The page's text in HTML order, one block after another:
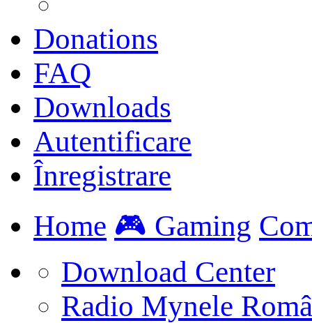
Donations
FAQ
Downloads
Autentificare
Înregistrare
Home 🎮 Gaming
Download Center
Radio Mynele